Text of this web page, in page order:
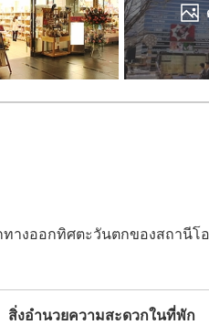
างออกทิศตะวันตกของสถานีโ
สิ่งอำนวยความสะดวกในที่พัก